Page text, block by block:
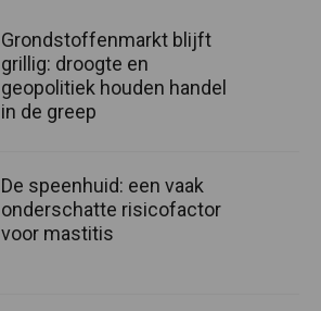
Grondstoffenmarkt blijft
grillig: droogte en
geopolitiek houden handel
in de greep
De speenhuid: een vaak
onderschatte risicofactor
voor mastitis